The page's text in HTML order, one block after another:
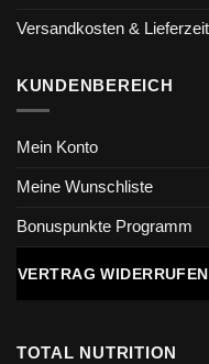
Versandkosten &
KUNDENBEREICH
Mein Konto
Meine Wunschliste
Bonuspunkte Programm
VERTRAG WIDERRUFEN
TOTAL NUTRITION